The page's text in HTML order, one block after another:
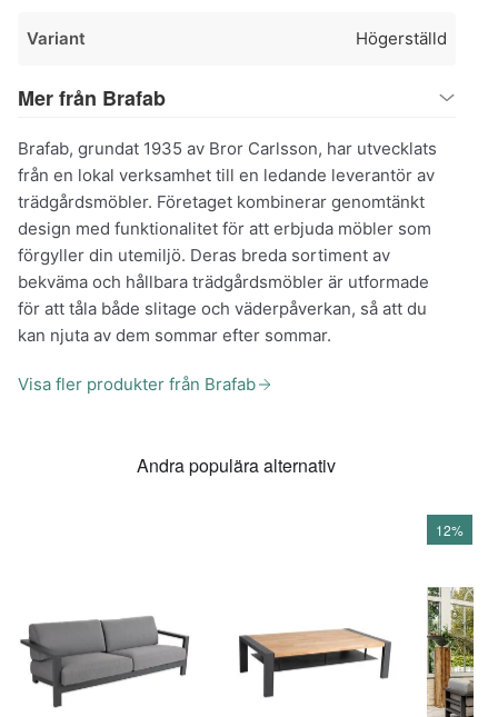
Variant Högerställd
Mer från Brafab
Brafab, grundat 1935 av Bror Carlsson, har utvecklats
från en lokal verksamhet till en ledande leverantör av
trädgårdsmöbler. Företaget kombinerar genomtänkt
design med funktionalitet för att erbjuda möbler som
förgyller din utemiljö. Deras breda sortiment av
bekväma och hållbara trädgårdsmöbler är utformade
för att tåla både slitage och väderpåverkan, så att du
kan njuta av dem sommar efter sommar.
Visa fler produkter från Brafab
Andra populära alternativ
12%